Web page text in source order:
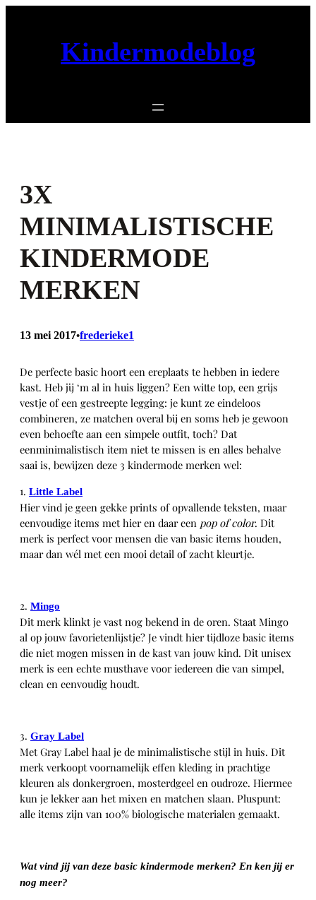
Kindermodeblog
3X
MINIMALISTISCHE
KINDERMODE
MERKEN
13 mei 2017•frederieke1
De perfecte basic hoort een ereplaats te hebben in iedere
kast. Heb jij ‘m al in huis liggen? Een witte top, een grijs
vestje of een gestreepte legging: je kunt ze eindeloos
combineren, ze matchen overal bij en soms heb je gewoon
even behoefte aan een simpele outfit, toch? Dat
eenminimalistisch item niet te missen is en alles behalve
saai is, bewijzen deze 3 kindermode merken wel:
1. Little Label
Hier vind je geen gekke prints of opvallende teksten, maar
eenvoudige items met hier en daar een pop of color. Dit
merk is perfect voor mensen die van basic items houden,
maar dan wél met een mooi detail of zacht kleurtje.
2. Mingo
Dit merk klinkt je vast nog bekend in de oren. Staat Mingo
al op jouw favorietenlijstje? Je vindt hier tijdloze basic items
die niet mogen missen in de kast van jouw kind. Dit unisex
merk is een echte musthave voor iedereen die van simpel,
clean en eenvoudig houdt.
3. Gray Label
Met Gray Label haal je de minimalistische stijl in huis. Dit
merk verkoopt voornamelijk effen kleding in prachtige
kleuren als donkergroen, mosterdgeel en oudroze. Hiermee
kun je lekker aan het mixen en matchen slaan. Pluspunt:
alle items zijn van 100% biologische materialen gemaakt.
Wat vind jij van deze basic kindermode merken? En ken jij er
nog meer?